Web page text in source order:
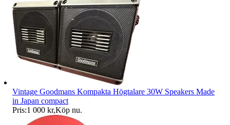
Vintage Goodmans Kompakta Högtalare 30W Speakers Made
in Japan compact
Pris:1 000 kr,Köp nu.